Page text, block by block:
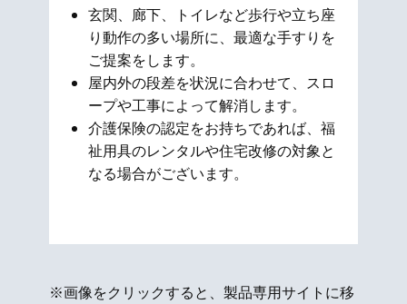
玄関、廊下、トイレなど歩行や立ち座
り動作の多い場所に、最適な手すりを
ご提案をします。
屋内外の段差を状況に合わせて、スロ
ープや工事によって解消します。
介護保険の認定をお持ちであれば、福
祉用具のレンタルや住宅改修の対象と
なる場合がございます。
※画像をクリックすると、製品専用サイトに移